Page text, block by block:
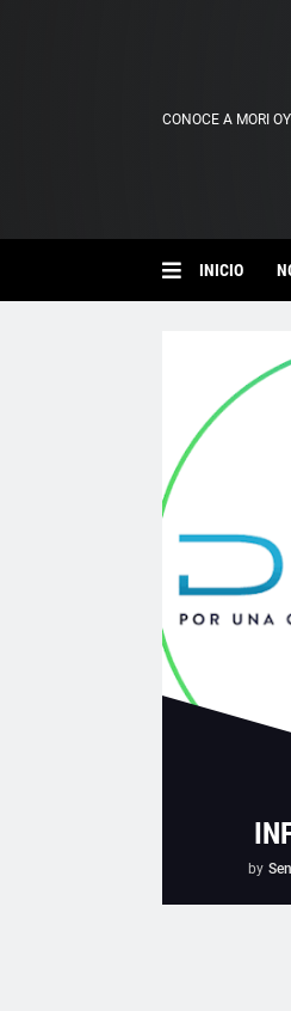
CONOCE A MORI
INICIO
by